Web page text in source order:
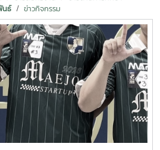
นธ์ ข่าวกิจกรรม